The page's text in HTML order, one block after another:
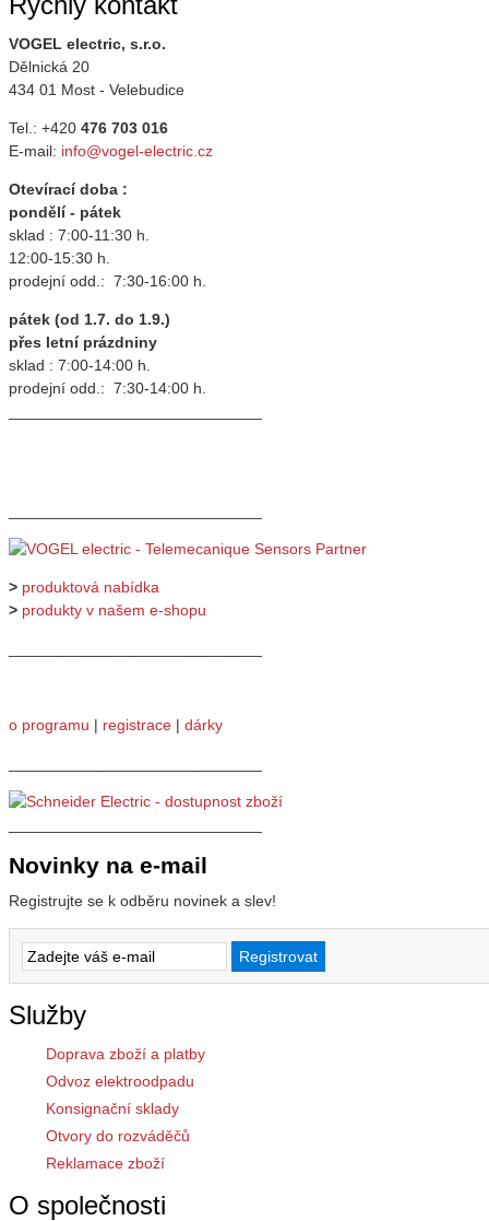
VOGEL electric, s.r.o.
Dělnická 20
434 01 Most - Velebudice
Tel.: +420 476 703 016
E-mail: info@vogel-electric.cz
Otevírací doba :
pondělí - pátek
sklad : 7:00-11:30 h.
12:00-15:30 h.
prodejní odd.: 7:30-16:00 h.
pátek (od 1.7. do 1.9.)
přes letní prázdniny
sklad : 7:00-14:00 h.
prodejní odd.: 7:30-14:00 h.
> produktová nabídka
> produkty v našem e-shopu
o programu | registrace | dárky
Novinky na e-mail
Registrujte se k odběru novinek a slev!
Služby
Doprava zboží a platby
Odvoz elektroodpadu
Konsignační sklady
Otvory do rozváděčů
Reklamace zboží
O společnosti